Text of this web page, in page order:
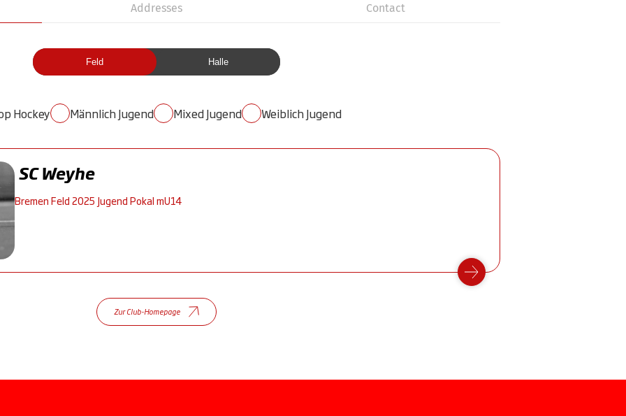
Addresses Contact
Feld Halle
Hockey Männlich Jugend Mixed Jugend Weiblich Jugend
SC Weyhe
Bremen Feld 2025 Jugend Pokal mU14
Zur Club-Homepage